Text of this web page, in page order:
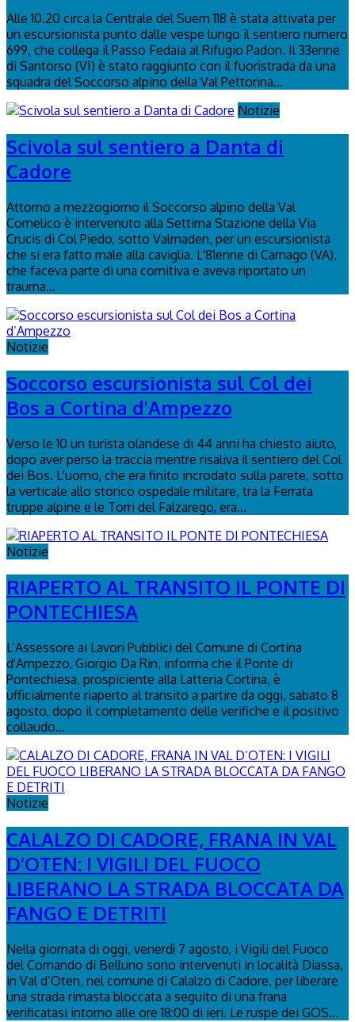
Alle 10.20 circa la Centrale del Suem 118 è stata attivata per
un escursionista punto dalle vespe lungo il sentiero numero
699, che collega il Passo Fedaia al Rifugio Padon. Il 33enne
di Santorso (VI) è stato raggiunto con il fuoristrada da una
squadra del Soccorso alpino della Val Pettorina...
Notizie
Scivola sul sentiero a Danta di
Cadore
Attorno a mezzogiorno il Soccorso alpino della Val
Comelico è intervenuto alla Settima Stazione della Via
Crucis di Col Piedo, sotto Valmaden, per un escursionista
che si era fatto male alla caviglia. L'81enne di Carnago (VA),
che faceva parte di una comitiva e aveva riportato un
trauma...
Notizie
Soccorso escursionista sul Col dei
Bos a Cortina d'Ampezzo
Verso le 10 un turista olandese di 44 anni ha chiesto aiuto,
dopo aver perso la traccia mentre risaliva il sentiero del Col
dei Bos. L'uomo, che era finito incrodato sulla parete, sotto
la verticale allo storico ospedale militare, tra la Ferrata
truppe alpine e le Torri del Falzarego, era...
Notizie
RIAPERTO AL TRANSITO IL PONTE DI
PONTECHIESA
L’Assessore ai Lavori Pubblici del Comune di Cortina
d'Ampezzo, Giorgio Da Rin, informa che il Ponte di
Pontechiesa, prospiciente alla Latteria Cortina, è
ufficialmente riaperto al transito a partire da oggi, sabato 8
agosto, dopo il completamento delle verifiche e il positivo
collaudo...
Notizie
CALALZO DI CADORE, FRANA IN VAL
D’OTEN: I VIGILI DEL FUOCO
LIBERANO LA STRADA BLOCCATA DA
FANGO E DETRITI
Nella giornata di oggi, venerdì 7 agosto, i Vigili del Fuoco
del Comando di Belluno sono intervenuti in località Diassa,
in Val d’Oten, nel comune di Calalzo di Cadore, per liberare
una strada rimasta bloccata a seguito di una frana
verificatasi intorno alle ore 18:00 di ieri. Le ruspe dei GOS...